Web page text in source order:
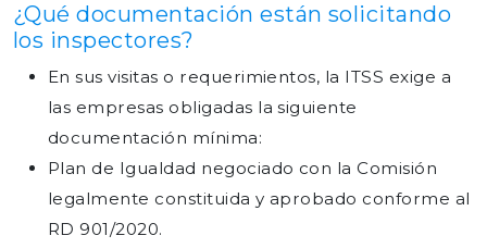
¿Qué documentación están solicitando
los inspectores?
En sus visitas o requerimientos, la ITSS exige a
las empresas obligadas la siguiente
documentación mínima:
Plan de Igualdad negociado con la Comisión
legalmente constituida y aprobado conforme al
RD 901/2020.